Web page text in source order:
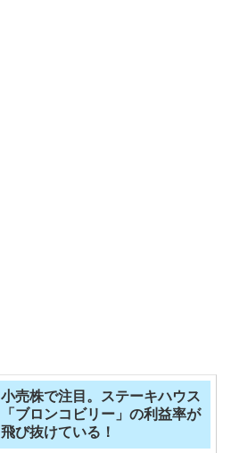
小売株で注目。ステーキハウス
「ブロンコビリー」の利益率が
飛び抜けている！